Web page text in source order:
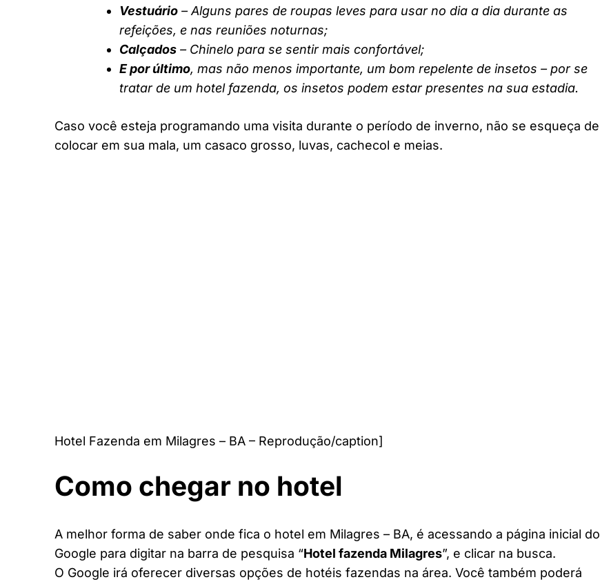
Vestuário – Alguns pares de roupas leves para usar no dia a dia durante as
refeições, e nas reuniões noturnas;
Calçados – Chinelo para se sentir mais confortável;
E por último, mas não menos importante, um bom repelente de insetos – por se
tratar de um hotel fazenda, os insetos podem estar presentes na sua estadia.
Caso você esteja programando uma visita durante o período de inverno, não se esqueça de
colocar em sua mala, um casaco grosso, luvas, cachecol e meias.
Hotel Fazenda em Milagres – BA – Reprodução/caption]
Como chegar no hotel
A melhor forma de saber onde fica o hotel em Milagres – BA, é acessando a página inicial do
Google para digitar na barra de pesquisa “Hotel fazenda Milagres”, e clicar na busca.
O Google irá oferecer diversas opções de hotéis fazendas na área. Você também poderá